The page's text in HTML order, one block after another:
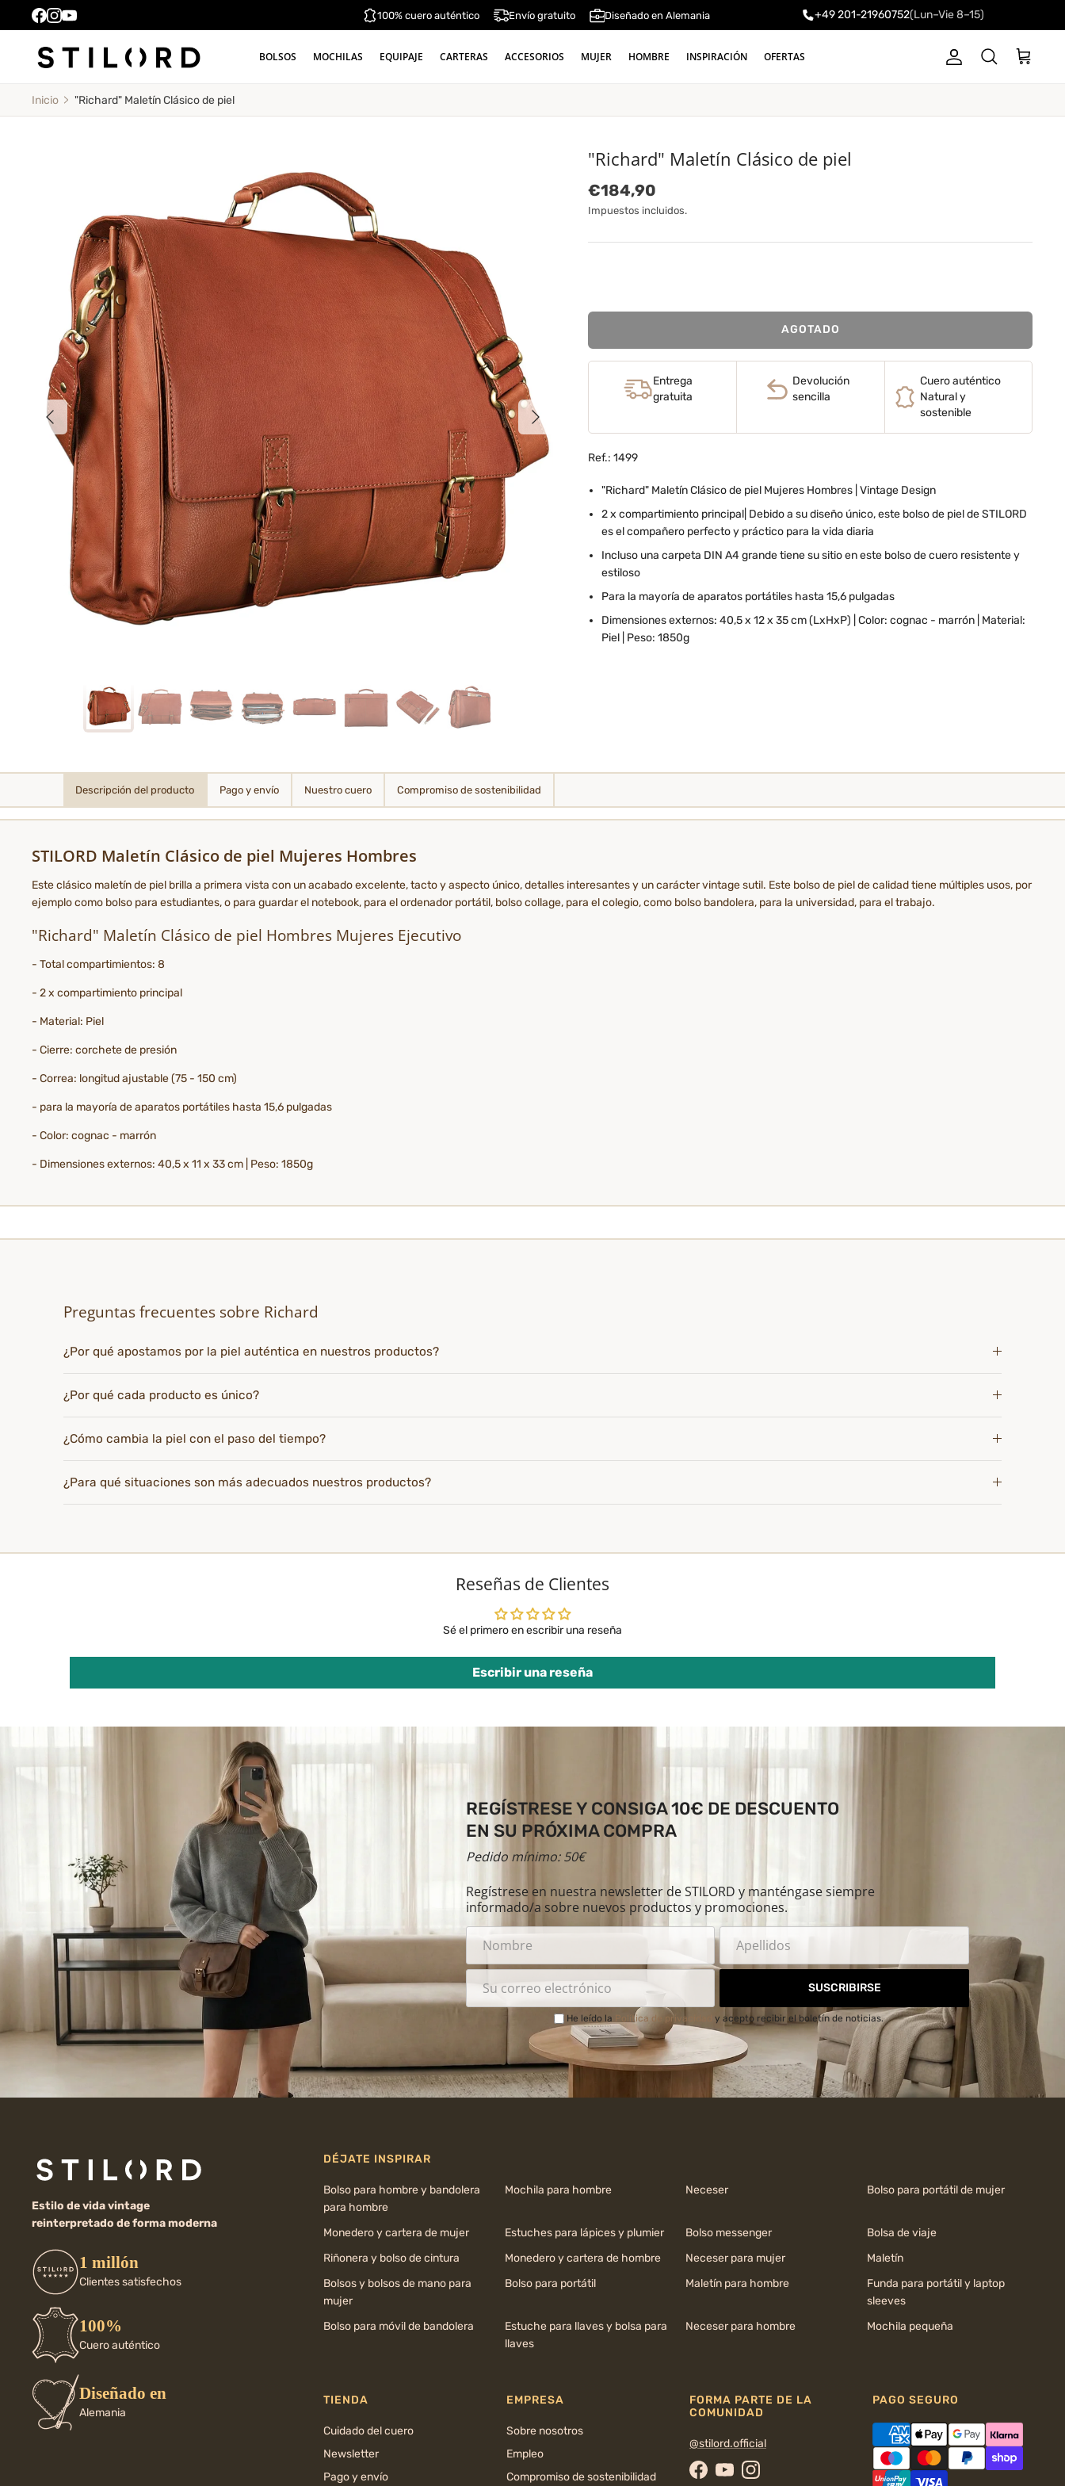
100% cuero auténtico Envío gratuito Diseñado en Alemania +49 201-21960752(Lun–Vie 8–15)
BOLSOS MOCHILAS EQUIPAJE CARTERAS ACCESORIOS MUJER HOMBRE INSPIRACIÓN OFERTAS CuentaBuscar Carrito
Inicio "Richard" Maletín Clásico de piel
Anterior Siguiente
"Richard" Maletín Clásico de piel
Precio normal
€184,90
Impuestos incluidos.
AGOTADO
Entrega
gratuita
Devolución
sencilla
Cuero auténtico
Natural y
sostenible
Ref.: 1499
"Richard" Maletín Clásico de piel Mujeres Hombres | Vintage Design
2 x compartimiento principal| Debido a su diseño único, este bolso de piel de STILORD
es el compañero perfecto y práctico para la vida diaria
Incluso una carpeta DIN A4 grande tiene su sitio en este bolso de cuero resistente y
estiloso
Para la mayoría de aparatos portátiles hasta 15,6 pulgadas
Dimensiones externos: 40,5 x 12 x 35 cm (LxHxP) | Color: cognac - marrón | Material:
Piel | Peso: 1850g
Descripción del producto Pago y envío Nuestro cuero Compromiso de sostenibilidad
STILORD Maletín Clásico de piel Mujeres Hombres
Este clásico maletín de piel brilla a primera vista con un acabado excelente, tacto y aspecto único, detalles interesantes y un carácter vintage sutil. Este bolso de piel de calidad tiene múltiples usos, por
ejemplo como bolso para estudiantes, o para guardar el notebook, para el ordenador portátil, bolso collage, para el colegio, como bolso bandolera, para la universidad, para el trabajo.
"Richard" Maletín Clásico de piel Hombres Mujeres Ejecutivo
- Total compartimientos: 8
- 2 x compartimiento principal
- Material: Piel
- Cierre: corchete de presión
- Correa: longitud ajustable (75 - 150 cm)
- para la mayoría de aparatos portátiles hasta 15,6 pulgadas
- Color: cognac - marrón
- Dimensiones externos: 40,5 x 11 x 33 cm | Peso: 1850g
Preguntas frecuentes sobre Richard
¿Por qué apostamos por la piel auténtica en nuestros productos?
¿Por qué cada producto es único?
¿Cómo cambia la piel con el paso del tiempo?
¿Para qué situaciones son más adecuados nuestros productos?
Reseñas de Clientes
Sé el primero en escribir una reseña
Escribir una reseña
REGÍSTRESE Y CONSIGA 10€ DE DESCUENTO
EN SU PRÓXIMA COMPRA
Pedido mínimo: 50€
Regístrese en nuestra newsletter de STILORD y manténgase siempre
informado/a sobre nuevos productos y promociones.
SUSCRIBIRSE
He leído la Política de privacidad y acepto recibir el boletín de noticias.
Estilo de vida vintage
reinterpretado de forma moderna
1 millón
Clientes satisfechos
100%
Cuero auténtico
Diseñado en
Alemania
DÉJATE INSPIRAR
Bolso para hombre y bandolera
para hombre
Mochila para hombre Neceser Bolso para portátil de mujer
Monedero y cartera de mujer Estuches para lápices y plumier Bolso messenger
Bolsa de viaje
Riñonera y bolso de cintura
Monedero y cartera de hombre Neceser para mujer
Maletín
Bolsos y bolsos de mano para
mujer
Bolso para portátil Maletín para hombre
Funda para portátil y laptop
sleeves
Bolso para móvil de bandolera
Estuche para llaves y bolsa para
llaves
Neceser para hombre Mochila pequeña
TIENDA
Cuidado del cuero
Newsletter
Pago y envío
EMPRESA
Sobre nosotros
Empleo
Compromiso de sostenibilidad
FORMA PARTE DE LA
COMUNIDAD
@stilord.official
Facebook
YouTubeInstagram
PAGO SEGURO